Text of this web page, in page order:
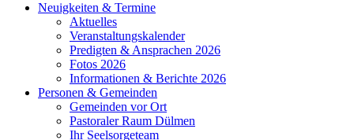
Neuigkeiten & Termine
Aktuelles
Veranstaltungskalender
Predigten & Ansprachen 2026
Fotos 2026
Informationen & Berichte 2026
Personen & Gemeinden
Gemeinden vor Ort
Pastoraler Raum Dülmen
Ihr Seelsorgeteam